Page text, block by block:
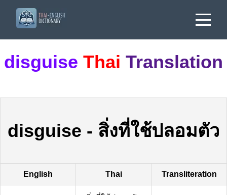
disguise Thai Translation
disguise - สิ่งที่ใช้ปลอมตัว
English Thai Transliteration